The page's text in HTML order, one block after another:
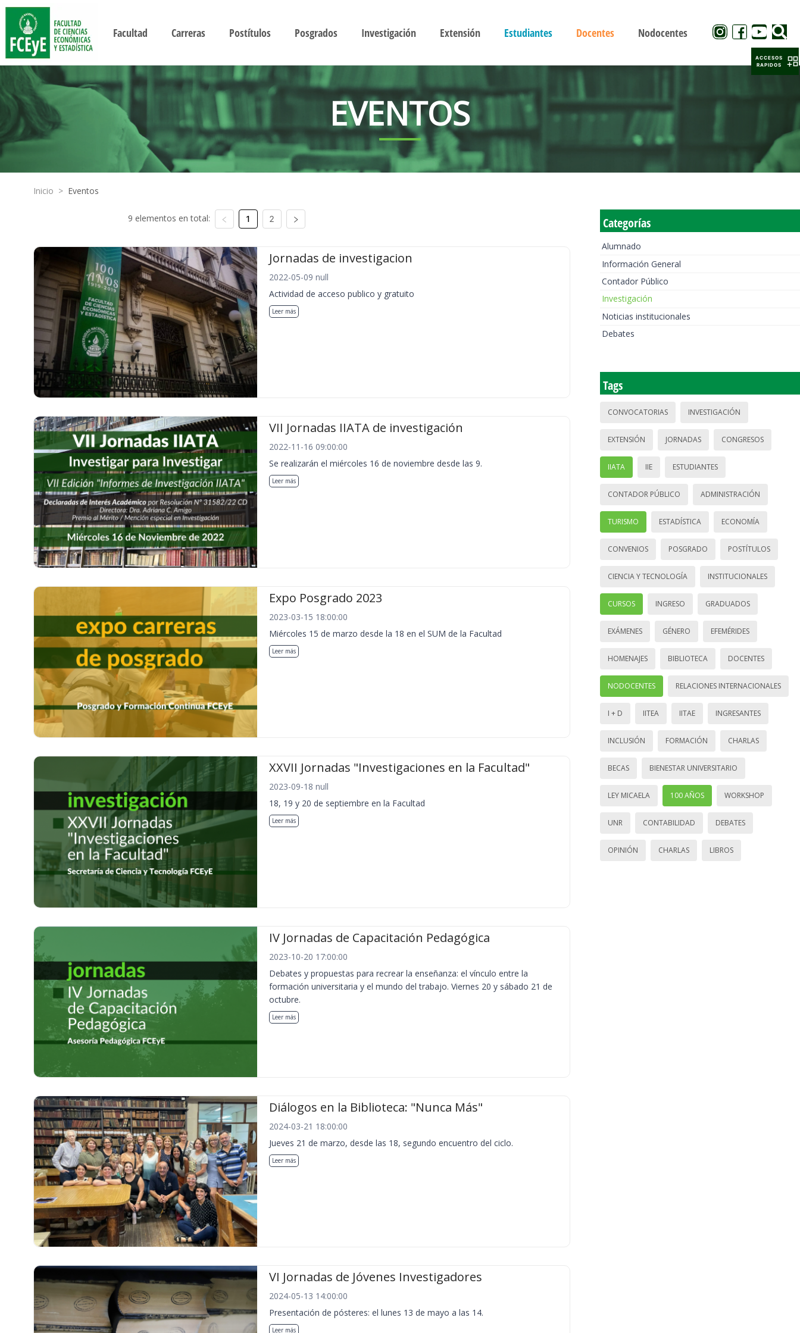
Facultad Carreras Postítulos Posgrados Investigación Extensión Estudiantes Docentes Nodocentes
EVENTOS
Inicio > Eventos
9 elementos en total: 1 2
Jornadas de investigacion
2022-05-09 null
Actividad de acceso publico y gratuito
Leer más
VII Jornadas IIATA de investigación
2022-11-16 09:00:00
Se realizarán el miércoles 16 de noviembre desde las 9.
Leer más
Expo Posgrado 2023
2023-03-15 18:00:00
Miércoles 15 de marzo desde la 18 en el SUM de la Facultad
Leer más
XXVII Jornadas "Investigaciones en la Facultad"
2023-09-18 null
18, 19 y 20 de septiembre en la Facultad
Leer más
IV Jornadas de Capacitación Pedagógica
2023-10-20 17:00:00
Debates y propuestas para recrear la enseñanza: el vínculo entre la
formación universitaria y el mundo del trabajo. Viernes 20 y sábado 21 de
octubre.
Leer más
Diálogos en la Biblioteca: "Nunca Más"
2024-03-21 18:00:00
Jueves 21 de marzo, desde las 18, segundo encuentro del ciclo.
Leer más
VI Jornadas de Jóvenes Investigadores
2024-05-13 14:00:00
Presentación de pósteres: el lunes 13 de mayo a las 14.
Leer más
Categorías
Alumnado
Información General
Contador Público
Investigación
Noticias institucionales
Debates
Tags
CONVOCATORIAS INVESTIGACIÓN
EXTENSIÓN JORNADAS CONGRESOS
IIATA IIE ESTUDIANTES
CONTADOR PÚBLICO ADMINISTRACIÓN
TURISMO ESTADÍSTICA ECONOMÍA
CONVENIOS POSGRADO POSTÍTULOS
CIENCIA Y TECNOLOGÍA INSTITUCIONALES
CURSOS INGRESO GRADUADOS
EXÁMENES GÉNERO EFEMÉRIDES
HOMENAJES BIBLIOTECA DOCENTES
NODOCENTES RELACIONES INTERNACIONALES
I + D IITEA IITAE INGRESANTES
INCLUSIÓN FORMACIÓN CHARLAS
BECAS BIENESTAR UNIVERSITARIO
LEY MICAELA 100 AÑOS WORKSHOP
UNR CONTABILIDAD DEBATES
OPINIÓN CHARLAS LIBROS
ACCESOS
RAPIDOS